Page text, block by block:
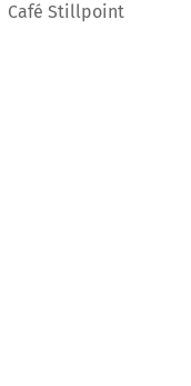
Café Stillpoint